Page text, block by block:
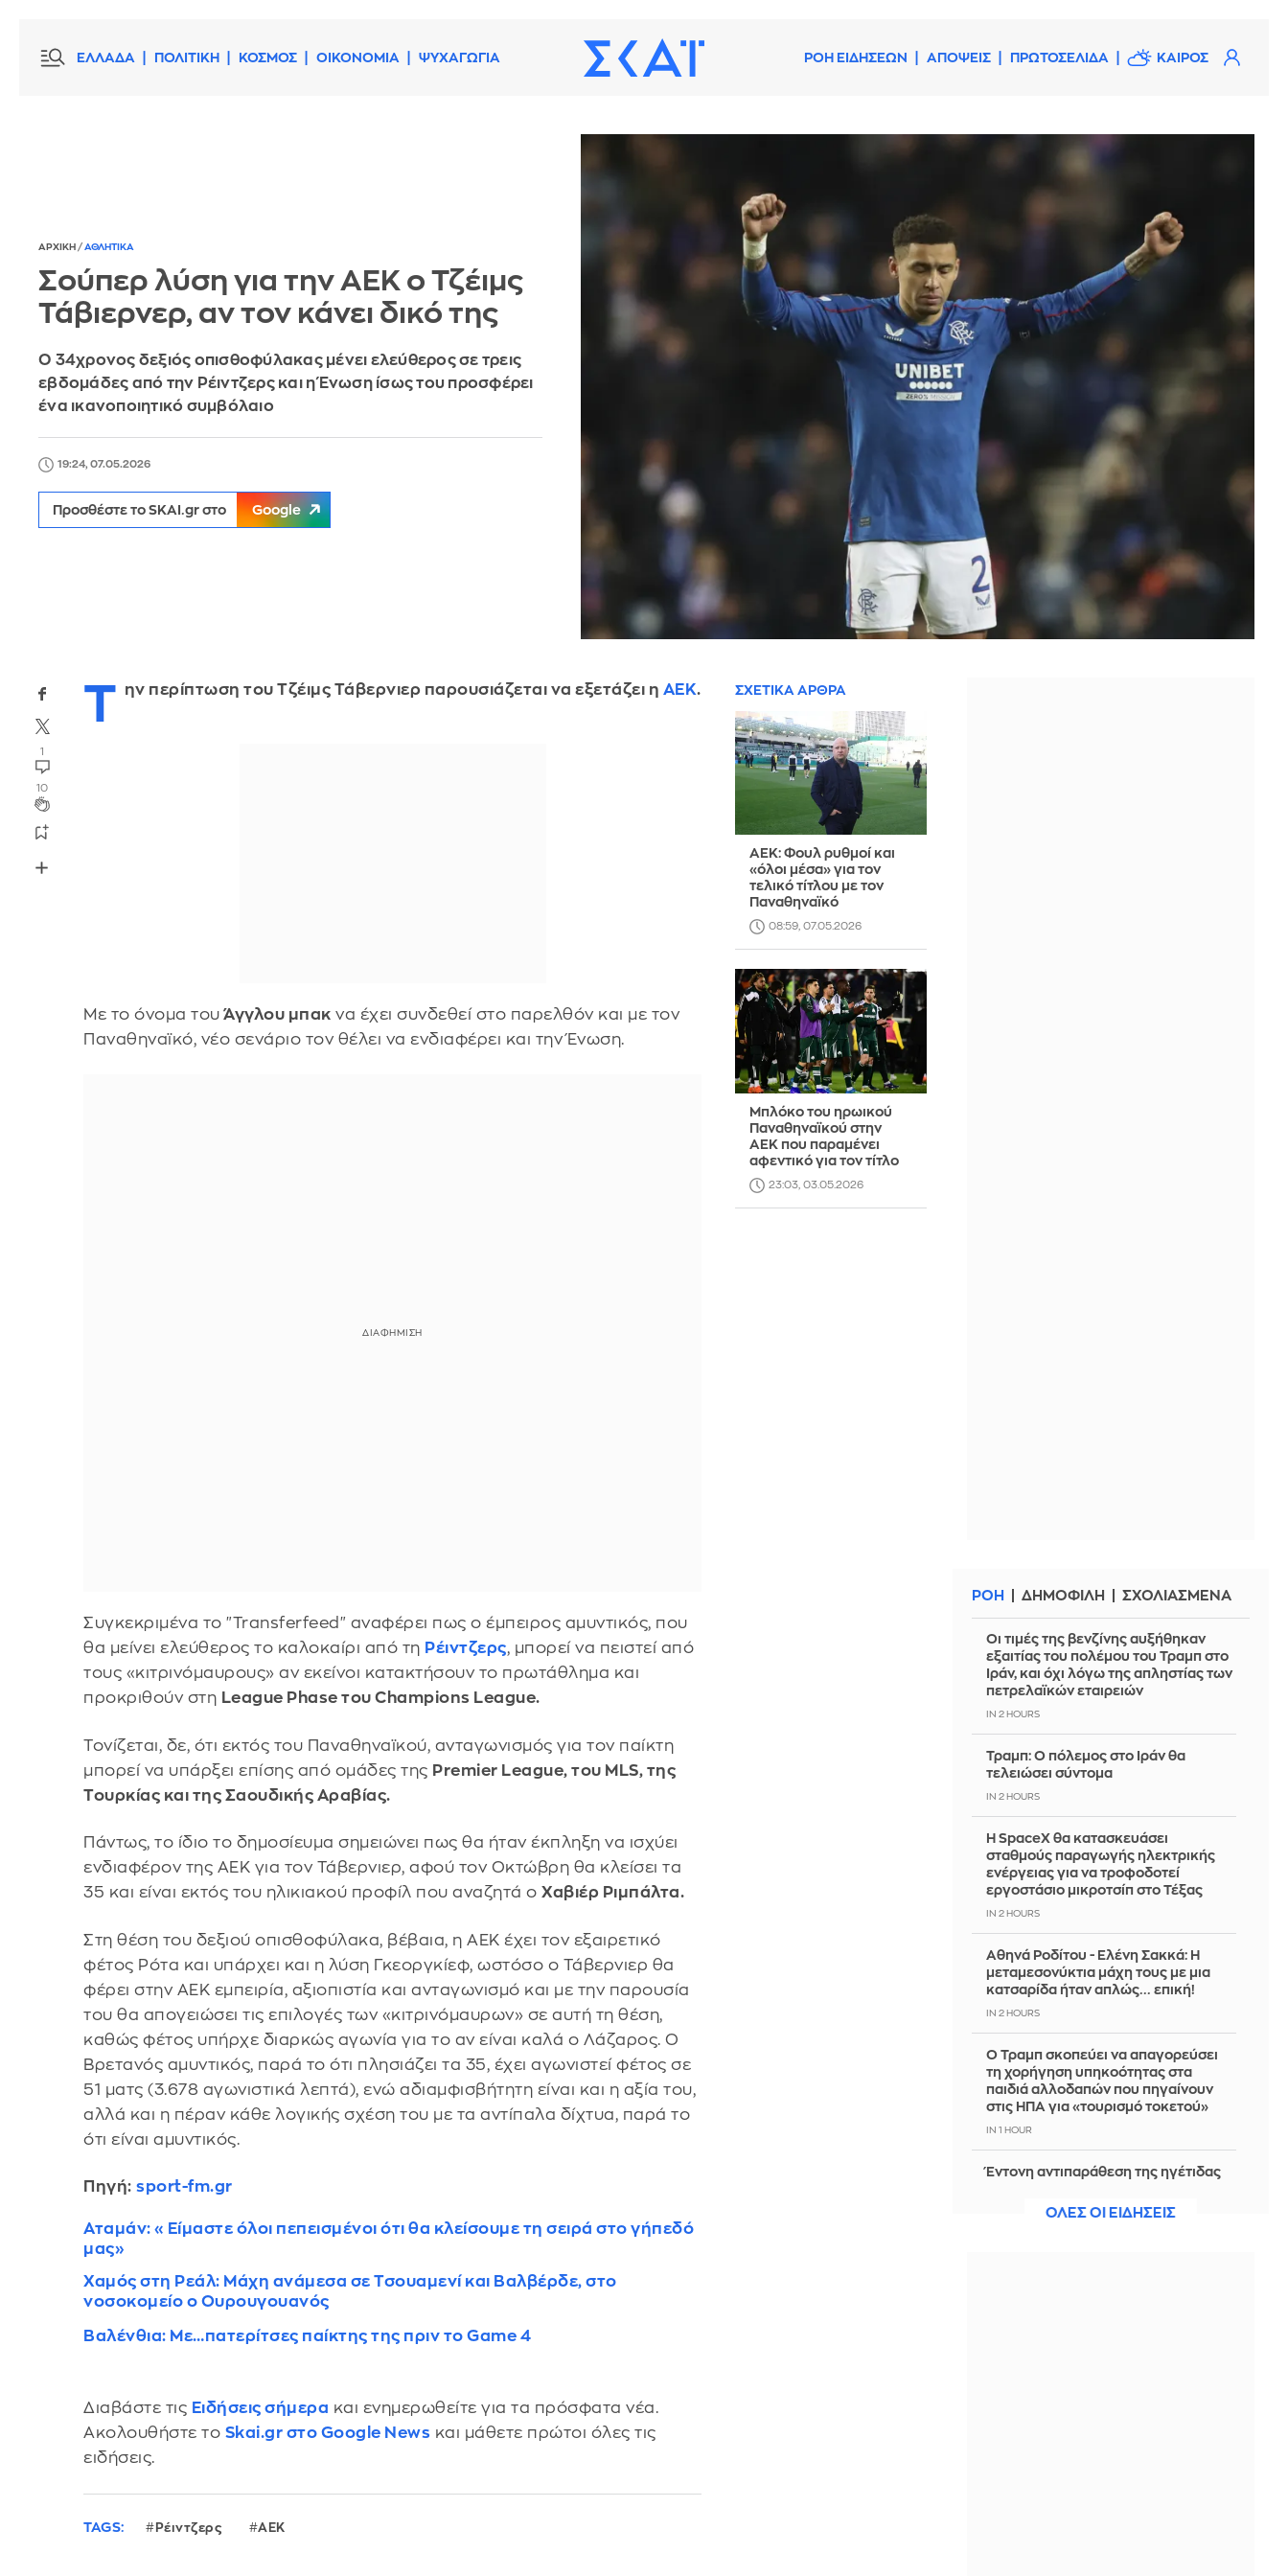
ΕΛΛΑΔΑ ΠΟΛΙΤΙΚΗ ΚΟΣΜΟΣ ΟΙΚΟΝΟΜΙΑ ΨΥΧΑΓΩΓΙΑ ΡΟΗ ΕΙΔΗΣΕΩΝ ΑΠΟΨΕΙΣ ΠΡΩΤΟΣΕΛΙΔΑ ΚΑΙΡΟΣ
ΑΡΧΙΚΗ / ΑΘΛΗΤΙΚΑ
Σούπερ λύση για την ΑΕΚ ο Τζέιμς
Τάβιερνερ, αν τον κάνει δικό της
Ο 34χρονος δεξιός οπισθοφύλακας μένει ελεύθερος σε τρεις
εβδομάδες από την Ρέιντζερς και η Ένωση ίσως του προσφέρει
ένα ικανοποιητικό συμβόλαιο
19:24, 07.05.2026
Προσθέστε το SKAI.gr στο Google
1
10
Τ ην περίπτωση του Τζέιμς Τάβερνιερ παρουσιάζεται να εξετάζει η ΑΕΚ.
Με το όνομα του Άγγλου μπακ να έχει συνδεθεί στο παρελθόν και με τον
Παναθηναϊκό, νέο σενάριο τον θέλει να ενδιαφέρει και την Ένωση.
Συγκεκριμένα το "Transferfeed" αναφέρει πως ο έμπειρος αμυντικός, που
θα μείνει ελεύθερος το καλοκαίρι από τη Ρέιντζερς, μπορεί να πειστεί από
τους «κιτρινόμαυρους» αν εκείνοι κατακτήσουν το πρωτάθλημα και
προκριθούν στη League Phase του Champions League.
Τονίζεται, δε, ότι εκτός του Παναθηναϊκού, ανταγωνισμός για τον παίκτη
μπορεί να υπάρξει επίσης από ομάδες της Premier League, του MLS, της
Τουρκίας και της Σαουδικής Αραβίας.
Πάντως, το ίδιο το δημοσίευμα σημειώνει πως θα ήταν έκπληξη να ισχύει
ενδιαφέρον της ΑΕΚ για τον Τάβερνιερ, αφού τον Οκτώβρη θα κλείσει τα
35 και είναι εκτός του ηλικιακού προφίλ που αναζητά οΧαβιέρ Ριμπάλτα.
Στη θέση του δεξιού οπισθοφύλακα, βέβαια, η ΑΕΚ έχει τον εξαιρετικό
φέτος Ρότα και υπάρχει και η λύση Γκεοργκίεφ, ωστόσο ο Τάβερνιερ θα
φέρει στην ΑΕΚ εμπειρία, αξιοπιστία και ανταγωνισμό και με την παρουσία
του θα απογειώσει τις επιλογές των «κιτρινόμαυρων» σε αυτή τη θέση,
καθώς φέτος υπήρχε διαρκώς αγωνία για το αν είναι καλά ο Λάζαρος. Ο
Βρετανός αμυντικός, παρά το ότι πλησιάζει τα 35, έχει αγωνιστεί φέτος σε
51 ματς (3.678 αγωνιστικά λεπτά), ενώ αδιαμφισβήτητη είναι και η αξία του,
αλλά και η πέραν κάθε λογικής σχέση του με τα αντίπαλα δίχτυα, παρά το
ότι είναι αμυντικός.
Πηγή: sport-fm.gr
Αταμάν: «Είμαστε όλοι πεπεισμένοι ότι θα κλείσουμε τη σειρά στο γήπεδό
μας»
Χαμός στη Ρεάλ: Μάχη ανάμεσα σε Τσουαμενί και Βαλβέρδε, στο
νοσοκομείο ο Ουρουγουανός
Bαλένθια: Με…πατερίτσες παίκτης της πριν το Game 4
Διαβάστε τις Ειδήσεις σήμερα και ενημερωθείτε για τα πρόσφατα νέα.
Ακολουθήστε το Skai.gr στο Google News και μάθετε πρώτοι όλες τις
ειδήσεις.
TAGS: Ρέιντζερς ΑΕΚ
ΣΧΕΤΙΚΑ ΑΡΘΡΑ
ΑΕΚ: Φουλ ρυθμοί και
«όλοι μέσα» για τον
τελικό τίτλου με τον
Παναθηναϊκό
08:59, 07.05.2026
Μπλόκο του ηρωικού
Παναθηναϊκού στην
ΑΕΚ που παραμένει
αφεντικό για τον τίτλο
23:03, 03.05.2026
ΡΟΗ ΔΗΜΟΦΙΛΗ ΣΧΟΛΙΑΣΜΕΝΑ
Οι τιμές της βενζίνης αυξήθηκαν
εξαιτίας του πολέμου του Τραμπ στο
Ιράν, και όχι λόγω της απληστίας των
πετρελαϊκών εταιρειών
IN 2 HOURS
Τραμπ: Ο πόλεμος στο Ιράν θα
τελειώσει σύντομα
IN 2 HOURS
Η SpaceX θα κατασκευάσει
σταθμούς παραγωγής ηλεκτρικής
ενέργειας για να τροφοδοτεί
εργοστάσιο μικροτσίπ στο Τέξας
IN 2 HOURS
Αθηνά Ροδίτου - Ελένη Σακκά: Η
μεταμεσονύκτια μάχη τους με μια
κατσαρίδα ήταν απλώς... επική!
IN 2 HOURS
Ο Τραμπ σκοπεύει να απαγορεύσει
τη χορήγηση υπηκοότητας στα
παιδιά αλλοδαπών που πηγαίνουν
στις ΗΠΑ για «τουρισμό τοκετού»
IN 1 HOUR
Έντονη αντιπαράθεση της ηγέτιδας
αφού την κατηγόρησε για
ΟΛΕΣ ΟΙ ΕΙΔΗΣΕΙΣ